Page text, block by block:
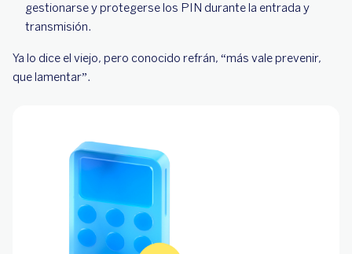
gestionarse y protegerse los PIN durante la entrada y
transmisión.
Ya lo dice el viejo, pero conocido refrán, “más vale prevenir,
que lamentar”.